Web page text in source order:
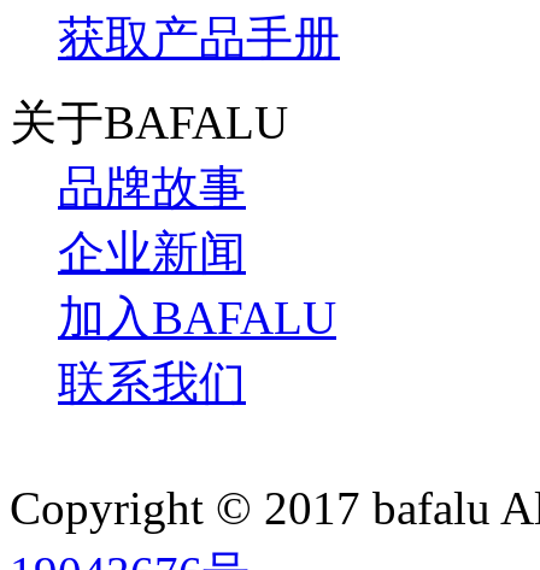
获取产品手册
关于BAFALU
品牌故事
企业新闻
加入BAFALU
联系我们
Copyright © 2017 bafalu